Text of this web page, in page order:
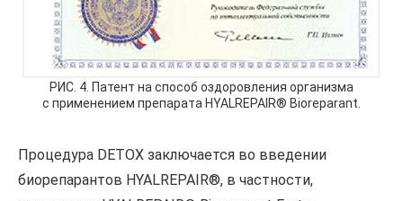
РИС. 4. Патент на способ оздоровления организма
с применением препарата HYALREPAIR® Bioreparant.
Процедура DETOX заключается во введении
биорепарантов HYALREPAIR®, в частности,